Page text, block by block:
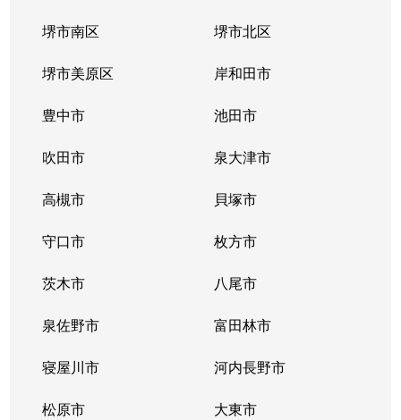
堺市南区 堺市北区
堺市美原区 岸和田市
豊中市 池田市
吹田市 泉大津市
高槻市 貝塚市
守口市 枚方市
茨木市 八尾市
泉佐野市 富田林市
寝屋川市 河内長野市
松原市 大東市